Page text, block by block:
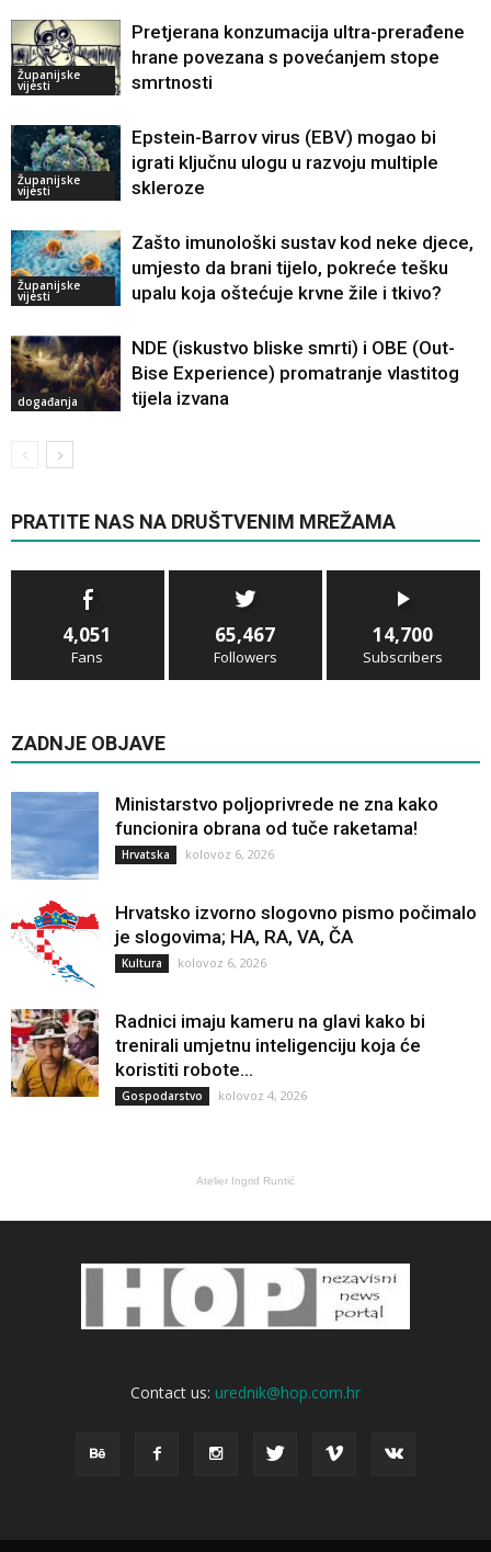
Županijske
vijesti
Pretjerana konzumacija ultra-prerađene
hrane povezana s povećanjem stope
smrtnosti
Županijske
vijesti
Epstein-Barrov virus (EBV) mogao bi
igrati ključnu ulogu u razvoju multiple
skleroze
Županijske
vijesti
Zašto imunološki sustav kod neke djece,
umjesto da brani tijelo, pokreće tešku
upalu koja oštećuje krvne žile i tkivo?
događanja
NDE (iskustvo bliske smrti) i OBE (Out-
Bise Experience) promatranje vlastitog
tijela izvana
PRATITE NAS NA DRUŠTVENIM MREŽAMA
4,051
Fans
65,467
Followers
14,700
Subscribers
ZADNJE OBJAVE
Ministarstvo poljoprivrede ne zna kako
funcionira obrana od tuče raketama!
Hrvatska kolovoz 6, 2026
Hrvatsko izvorno slogovno pismo počimalo
je slogovima; HA, RA, VA, ČA
Kultura kolovoz 6, 2026
Radnici imaju kameru na glavi kako bi
trenirali umjetnu inteligenciju koja će
koristiti robote...
Gospodarstvo kolovoz 4, 2026
Atelier Ingrid Runtić
Contact us: urednik@hop.com.hr